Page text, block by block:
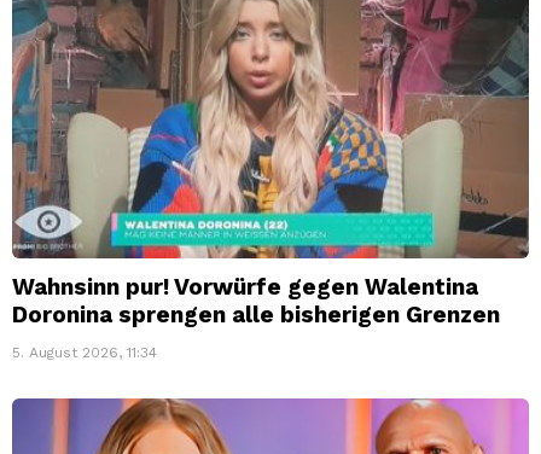
Wahnsinn pur! Vorwürfe gegen Walentina
Doronina sprengen alle bisherigen Grenzen
5. August 2026, 11:34